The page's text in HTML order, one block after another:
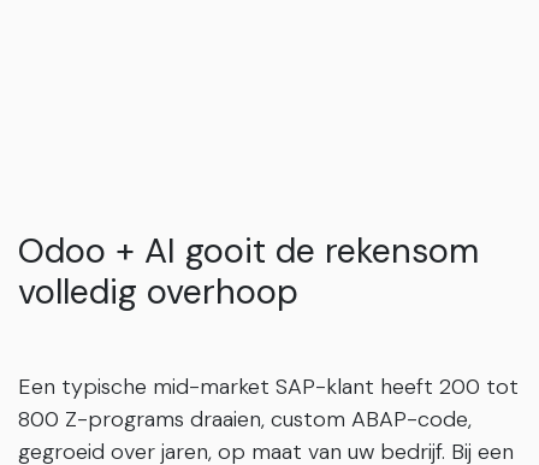
Odoo + AI gooit de rekensom
volledig overhoop
Een typische mid-market SAP-klant heeft 200 tot
800 Z-programs draaien, custom ABAP-code,
gegroeid over jaren, op maat van uw bedrijf. Bij een